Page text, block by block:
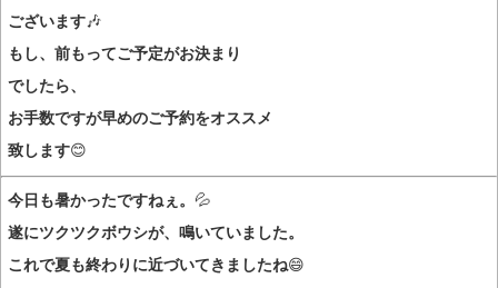
ございます🎶
もし、前もってご予定がお決まり
でしたら、
お手数ですが早めのご予約をオススメ
致します😊
今日も暑かったですねぇ。 💦
遂にツクツクボウシが、鳴いていました。
これで夏も終わりに近づいてきましたね😄